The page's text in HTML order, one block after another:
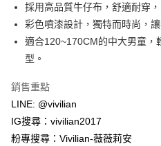
國泰世華商業銀行
臺灣中小企業銀行
匯豐（台灣）商業銀行
聯邦商業銀行
元大商業銀行
台新國際商業銀行
台灣樂天信用卡公司
Apple Pay
街口支付
Google Pay
大哥付你分期
相關說明
採用高品質牛仔布，舒適耐穿
彩色噴漆設計，獨特而時尚，
適合120~170CM的中大男童，
型。
銷售重點
LINE: @vivilian
IG搜尋：vivilian2017
粉專搜尋：Vivilian-薇薇莉安